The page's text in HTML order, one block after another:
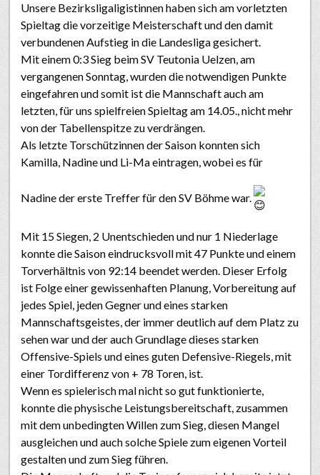
Unsere Bezirksligaligistinnen haben sich am vorletzten
Spieltag die vorzeitige Meisterschaft und den damit
verbundenen Aufstieg in die Landesliga gesichert.
Mit einem 0:3 Sieg beim SV Teutonia Uelzen, am
vergangenen Sonntag, wurden die notwendigen Punkte
eingefahren und somit ist die Mannschaft auch am
letzten, für uns spielfreien Spieltag am 14.05., nicht mehr
von der Tabellenspitze zu verdrängen.
Als letzte Torschützinnen der Saison konnten sich
Kamilla, Nadine und Li-Ma eintragen, wobei es für
Nadine der erste Treffer für den SV Böhme war.
Mit 15 Siegen, 2 Unentschieden und nur 1 Niederlage
konnte die Saison eindrucksvoll mit 47 Punkte und einem
Torverhältnis von 92:14 beendet werden. Dieser Erfolg
ist Folge einer gewissenhaften Planung, Vorbereitung auf
jedes Spiel, jeden Gegner und eines starken
Mannschaftsgeistes, der immer deutlich auf dem Platz zu
sehen war und der auch Grundlage dieses starken
Offensive-Spiels und eines guten Defensive-Riegels, mit
einer Tordifferenz von + 78 Toren, ist.
Wenn es spielerisch mal nicht so gut funktionierte,
konnte die physische Leistungsbereitschaft, zusammen
mit dem unbedingten Willen zum Sieg, diesen Mangel
ausgleichen und auch solche Spiele zum eigenen Vorteil
gestalten und zum Sieg führen.